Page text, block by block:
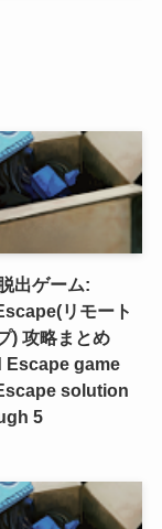
出ゲーム:
リモート
) 攻略まとめ
Escape game
solution
5